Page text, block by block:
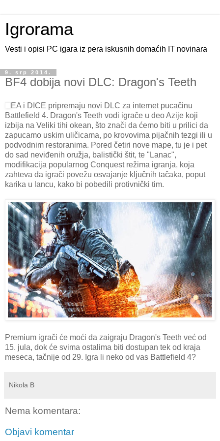
Igrorama
Vesti i opisi PC igara iz pera iskusnih domaćih IT novinara
9. srp 2014.
BF4 dobija novi DLC: Dragon's Teeth
EA i DICE pripremaju novi DLC za internet pucačinu
Battlefield 4. Dragon's Teeth vodi igrače u deo Azije koji
izbija na Veliki tihi okean, što znači da ćemo biti u prilici da
zapucamo uskim uličicama, po krovovima pijačnih tezgi ili u
podvodnim restoranima. Pored četiri nove mape, tu je i pet
do sad neviđenih oružja, balistički štit, te "Lanac",
modifikacija popularnog Conquest režima igranja, koja
zahteva da igrači povežu osvajanje ključnih tačaka, poput
karika u lancu, kako bi pobedili protivnički tim.
Premium igrači će moći da zaigraju Dragon's Teeth već od
15. jula, dok će svima ostalima biti dostupan tek od kraja
meseca, tačnije od 29. Igra li neko od vas Battlefield 4?
Nikola B
Nema komentara:
Objavi komentar